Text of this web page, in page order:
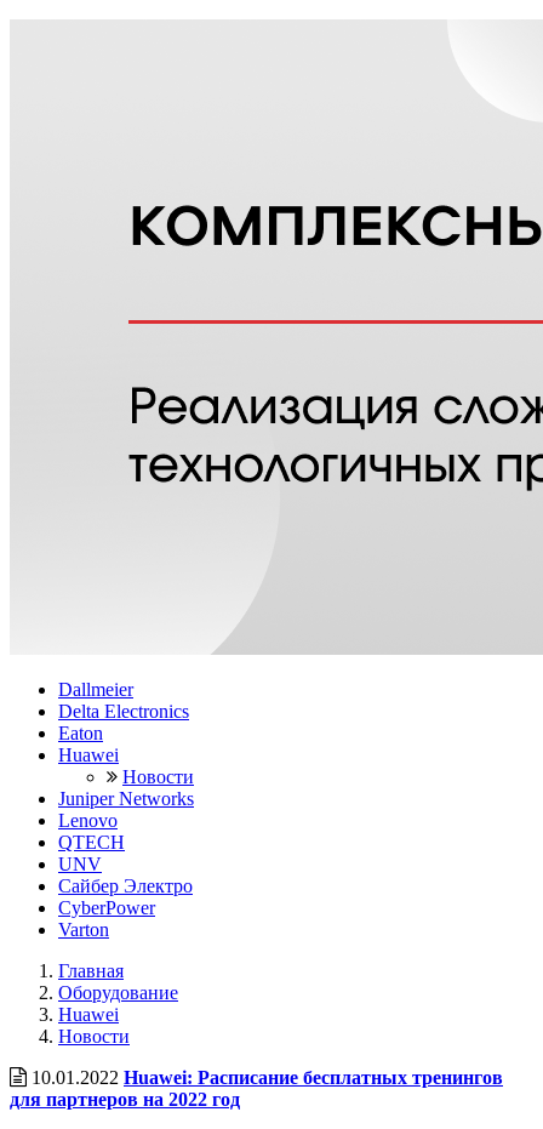
Dallmeier
Delta Electronics
Eaton
Huawei
Новости
Juniper Networks
Lenovo
QTECH
UNV
Сайбер Электро
CyberPower
Varton
Главная
Оборудование
Huawei
Новости
10.01.2022 Huawei: Расписание бесплатных тренингов
для партнеров на 2022 год